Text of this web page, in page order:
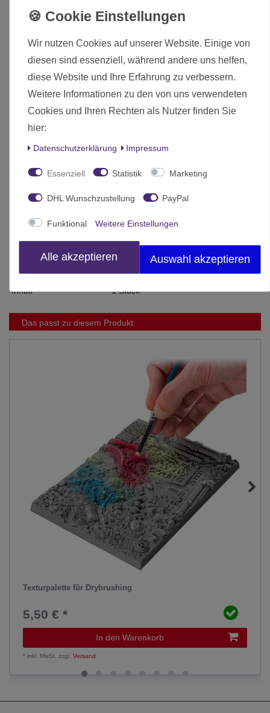
USB- und Euro-Stecker
HINWEISE: Die Lampe ist für den Gebrauch in Ländern mit
niedrigerer Spannung (100-127 V) geeignet, wird jedoch
nur mit einem Euro-Stecker geliefert.
Lieferumfang:
Zustand
Ohne Altersbeschränkung
Hersteller
Inhalt 1 Stück
Das passt zu diesem Produkt:
Texturpalette für Drybrushing
5,50 € *
In den Warenkorb
*inkl. MwSt. zzgl.Versand
Wir nutzen Cookies auf unserer Website. Einige von
diesen sind essenziell, während andere uns helfen,
diese Website und Ihre Erfahrung zu verbessern.
Weitere Informationen zu den von uns verwendeten
Cookies und Ihren Rechten als Nutzer finden Sie
hier:
Daten­schutz­erklärung Impressum
Essenziell Statistik Marketing
DHL Wunschzustellung PayPal
Funktional Weitere Einstellungen
Alle akzeptieren Auswahl akzeptieren